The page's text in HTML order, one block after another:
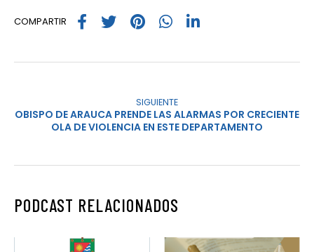
COMPARTIR
SIGUIENTE
OBISPO DE ARAUCA PRENDE LAS ALARMAS POR CRECIENTE
OLA DE VIOLENCIA EN ESTE DEPARTAMENTO
PODCAST RELACIONADOS